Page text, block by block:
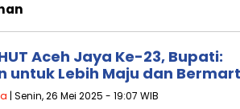
Aceh Jaya Ke-23, ‎Bupati:
untuk Lebih Maju dan
| Senin, 26 Mei 2025 - 19:07 WIB